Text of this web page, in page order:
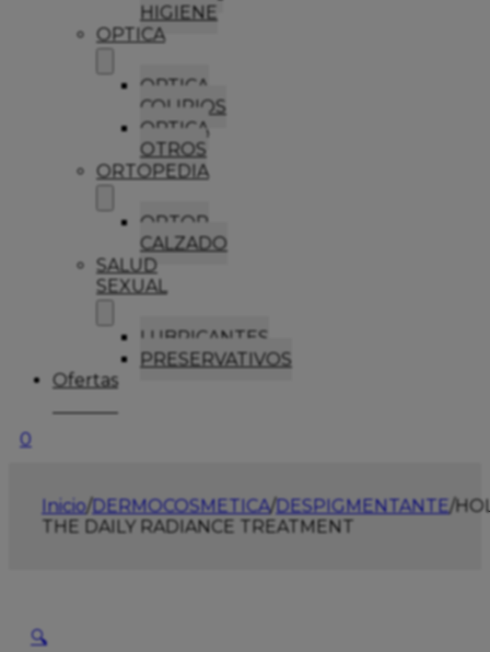
HIGIENE
OPTICA
OPTICA
COLIRIOS
OPTICA
OTROS
ORTOPEDIA
ORTOP
CALZADO
SALUD
SEXUAL
LUBRICANTES
PRESERVATIVOS
Ofertas
0
Inicio/DERMOCOSMETICA/DESPIGMENTANTE/
THE DAILY RADIANCE TREATMENT
🔍